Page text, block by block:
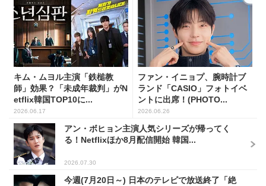
キム・ムヨル主演「鉄槌教
師」効果？「未成年裁判」がN
etflix韓国TOP10に...
2026.06.17
ファン・イニョプ、腕時計ブ
ランド「CASIO」フォトイベ
ントに出席！(PHOTO...
2026.06.26
アン・ボヒョン主演人気シリーズが帰ってく
る！Netflixほか8月配信開始 韓国...
2026.07.30
今週(7月20日～) 日本のテレビで放送終了「絶